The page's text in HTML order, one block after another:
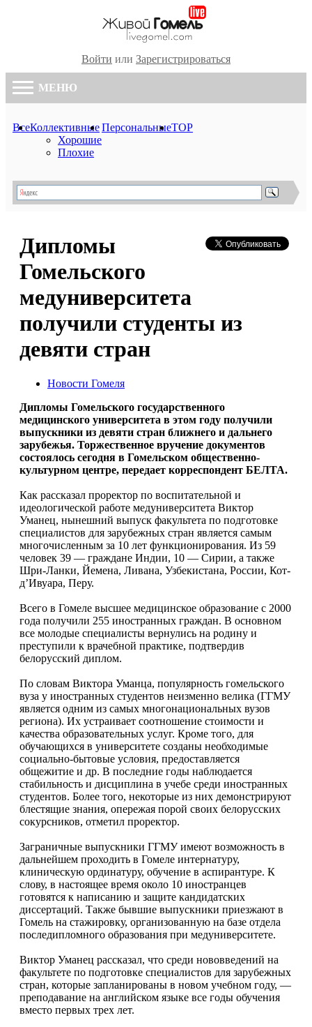
Войти или Зарегистрироваться
МЕНЮ
ВсеКоллективные
Хорошие
Плохие
ПерсональныеTOP
Дипломы
Гомельского
медуниверситета
получили студенты из
девяти стран
Новости Гомеля
Дипломы Гомельского государственного
медицинского университета в этом году получили
выпускники из девяти стран ближнего и дальнего
зарубежья. Торжественное вручение документов
состоялось сегодня в Гомельском общественно-
культурном центре, передает корреспондент БЕЛТА.
Как рассказал проректор по воспитательной и
идеологической работе медуниверситета Виктор
Уманец, нынешний выпуск факультета по подготовке
специалистов для зарубежных стран является самым
многочисленным за 10 лет функционирования. Из 59
человек 39 — граждане Индии, 10 — Сирии, а также
Шри-Ланки, Йемена, Ливана, Узбекистана, России, Кот-
д’Ивуара, Перу.
Всего в Гомеле высшее медицинское образование с 2000
года получили 255 иностранных граждан. В основном
все молодые специалисты вернулись на родину и
преступили к врачебной практике, подтвердив
белорусский диплом.
По словам Виктора Уманца, популярность гомельского
вуза у иностранных студентов неизменно велика (ГГМУ
является одним из самых многонациональных вузов
региона). Их устраивает соотношение стоимости и
качества образовательных услуг. Кроме того, для
обучающихся в университете созданы необходимые
социально-бытовые условия, предоставляется
общежитие и др. В последние годы наблюдается
стабильность и дисциплина в учебе среди иностранных
студентов. Более того, некоторые из них демонстрируют
блестящие знания, опережая порой своих белорусских
сокурсников, отметил проректор.
Заграничные выпускники ГГМУ имеют возможность в
дальнейшем проходить в Гомеле интернатуру,
клиническую ординатуру, обучение в аспирантуре. К
слову, в настоящее время около 10 иностранцев
готовятся к написанию и защите кандидатских
диссертаций. Также бывшие выпускники приезжают в
Гомель на стажировку, организованную на базе отдела
последипломного образования при медуниверситете.
Виктор Уманец рассказал, что среди нововведений на
факультете по подготовке специалистов для зарубежных
стран, которые запланированы в новом учебном году, —
преподавание на английском языке все годы обучения
вместо первых трех лет.